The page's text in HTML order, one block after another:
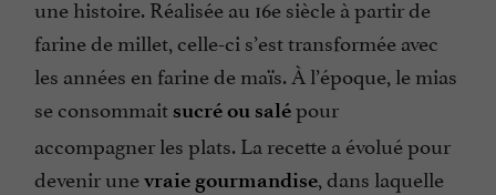
une histoire. Réalisée au 16e siècle à partir de
farine de millet, celle-ci s’est transformée avec
les années en farine de maïs. À l’époque, le mias
se consommait sucré ou salépour
accompagner les plats. La recette a évolué pour
devenir unevraie gourmandise, dans laquelle